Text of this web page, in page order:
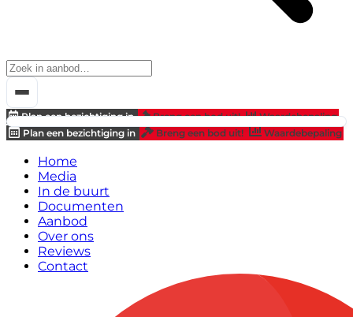
Plan een bezichtiging in Breng een bod uit!
Waardebepaling
Plan een bezichtiging in
Breng een bod uit! Waardebepaling
Home
Media
In de buurt
Documenten
Aanbod
Over ons
Reviews
Contact